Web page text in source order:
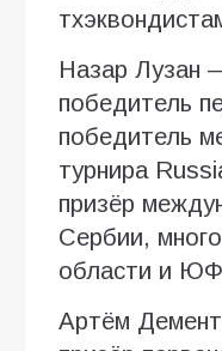
Назар Лузан
победитель
победитель
турнира
призёр
Сербии,
области и
Артём